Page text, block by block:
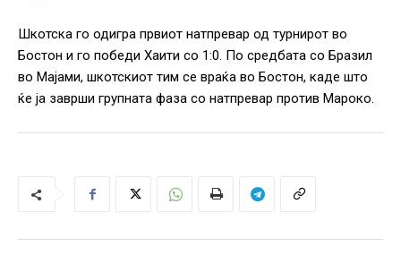
Шкотска го одигра првиот натпревар од турнирот во
Бостон и го победи Хаити со 1:0. По средбата со Бразил
во Мајами, шкотскиот тим се враќа во Бостон, каде што
ќе ја заврши групната фаза со натпревар против Мароко.